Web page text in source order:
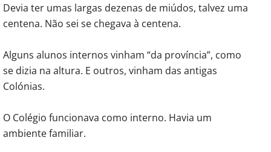
Devia ter umas largas dezenas de miúdos, talvez uma
centena. Não sei se chegava à centena.
Alguns alunos internos vinham “da província”, como
se dizia na altura. E outros, vinham das antigas
Colónias.
O Colégio funcionava como interno. Havia um
ambiente familiar.